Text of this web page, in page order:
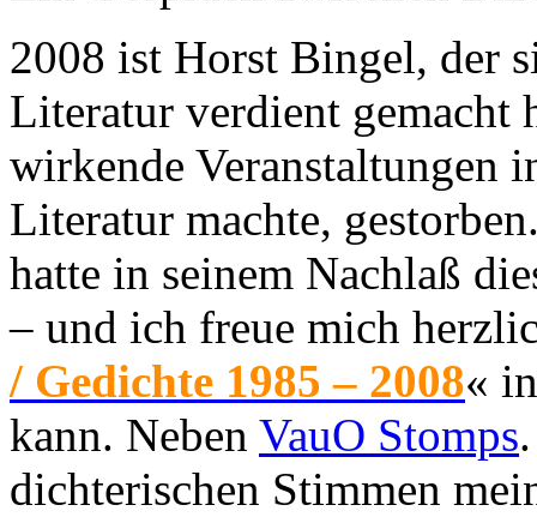
2008 ist Horst Bingel, der
Literatur verdient gemacht
wirkende Veranstaltungen
Literatur machte,
hatte in seinem Nachlaß
– und ich freue mich
/ Gedichte 1985 – 2008«
kann. Neben VauO Stomps
dichterischen Stimmen